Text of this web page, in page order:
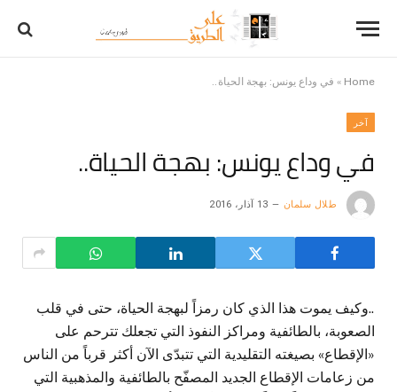
Home
» في وداع يونس: بهجة الحياة..
آخر
في وداع يونس: بهجة الحياة..
طلال سلمان 13 آذار، 2016
..وكيف يموت هذا الذي كان رمزاً لبهجة الحياة، حتى في قلب
الصعوبة، بالطائفية ومراكز النفوذ التي تجعلك تترحم على
«الإقطاع» بصيغته التقليدية التي تتبدّى الآن أكثر قرباً من الناس
من زعامات الإقطاع الجديد المصفّح بالطائفية والمذهبية التي